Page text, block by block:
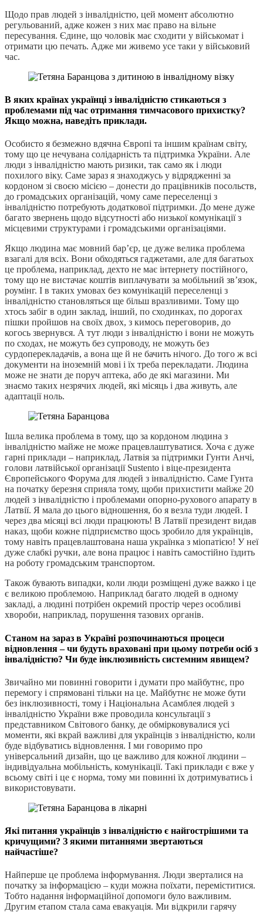
Щодо прав людей з інвалідністю, цей момент абсолютно
регульований, адже кожен з них має право на вільне
пересування. Єдине, що чоловік має сходити у військомат і
отримати цю печать. Адже ми живемо усе таки у військовий
час.
В яких країнах українці з інвалідністю стикаються з
проблемами під час отримання тимчасового прихистку?
Якщо можна, наведіть приклади.
Особисто я безмежно вдячна Європі та іншим країнам світу,
тому що це нечувана солідарність та підтримка України. Але
люди з інвалідністю мають ризики, так само як і люди
похилого віку. Саме зараз я знаходжусь у відрядженні за
кордоном зі своєю місією – донести до працівників посольств,
до громадських організацій, чому саме переселенці з
інвалідністю потребують додаткової підтримки. До мене дуже
багато звернень щодо відсутності або низької комунікації з
місцевими структурами і громадськими організаціями.
Якщо людина має мовний бар’єр, це дуже велика проблема
взагалі для всіх. Вони обходяться гаджетами, але для багатьох
це проблема, наприклад, дехто не має інтернету постійного,
тому що не вистачає коштів виплачувати за мобільний зв’язок,
роумінг. І в таких умовах без комунікацій переселенці з
інвалідністю становляться ще більш вразливими. Тому що
хтось забіг в один заклад, інший, по сходинках, по дорогах
пішки пройшов на своїх двох, з кимось переговорив, до
когось звернувся. А тут люди з інвалідністю і вони не можуть
по сходах, не можуть без супроводу, не можуть без
сурдоперекладачів, а вона ще й не бачить нічого. До того ж всі
документи на іноземній мові і їх треба перекладати. Людина
може не знати де поруч аптека, або де які магазини. Ми
знаємо таких незрячих людей, які місяць і два живуть, але
адаптації ноль.
Ішла велика проблема в тому, що за кордоном людина з
інвалідністю майже не може працевлаштуватися. Хоча є дуже
гарні приклади – наприклад, Латвія за підтримки Гунти Анчі,
голови латвійської організації Sustento і віце-президента
Європейського Форума для людей з інвалідністю. Саме Гунта
на початку березня сприяла тому, щоби прихистити майже 20
людей з інвалідністю і проблемами опорно-рухового апарату в
Латвії. Я мала до цього відношення, бо я везла туди людей. І
через два місяці всі люди працюють! В Латвії президент видав
наказ, щоби кожне підприємство щось зробило для українців,
тому навіть працевлаштована наша українка з міопатією! У неї
дуже слабкі ручки, але вона працює і навіть самостійно їздить
на роботу громадським транспортом.
Також бувають випадки, коли люди розміщені дуже важко і це
є великою проблемою. Наприклад багато людей в одному
закладі, а людині потрібен окремий простір через особливі
хвороби, наприклад, порушення тазових органів.
Станом на зараз в Україні розпочинаються процеси
відновлення – чи будуть враховані при цьому потреби осіб з
інвалідністю? Чи буде інклюзивність системним явищем?
Звичайно ми повинні говорити і думати про майбутнє, про
перемогу і спрямовані тільки на це. Майбутнє не може бути
без інклюзивності, тому і Національна Асамблея людей з
інвалідністю України вже проводила консультації з
представником Світового банку, де обмірковувалися усі
моменти, які вкрай важливі для українців з інвалідністю, коли
буде відбуватись відновлення. І ми говоримо про
універсальний дизайн, що це важливо для кожної людини –
індивідуальна мобільність, комунікації. Такі приклади є вже у
всьому світі і це є норма, тому ми повинні їх дотримуватись і
використовувати.
Які питання українців з інвалідністю є найгострішими та
кричущими? З якими питаннями звертаються
найчастіше?
Найперше це проблема інформування. Люди зверталися на
початку за інформацією – куди можна поїхати, переміститися.
Тобто надання інформаційної допомоги було важливим.
Другим етапом стала сама евакуація. Ми відкрили гарячу